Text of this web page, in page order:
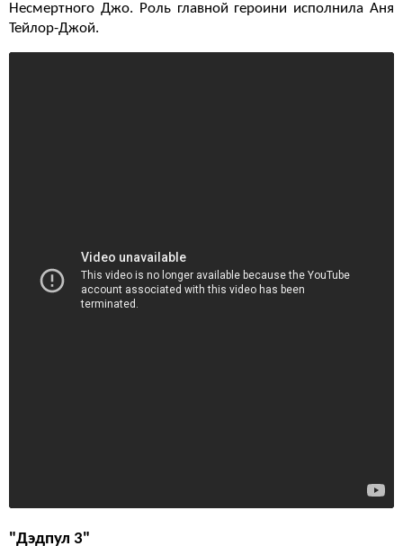
Несмертного Джо. Роль главной героини исполнила Аня
Тейлор-Джой.
"Дэдпул 3"